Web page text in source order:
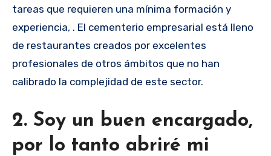
tareas que requieren una mínima formación y
experiencia, . El cementerio empresarial está lleno
de restaurantes creados por excelentes
profesionales de otros ámbitos que no han
calibrado la complejidad de este sector.
2. Soy un buen encargado,
por lo tanto abriré mi